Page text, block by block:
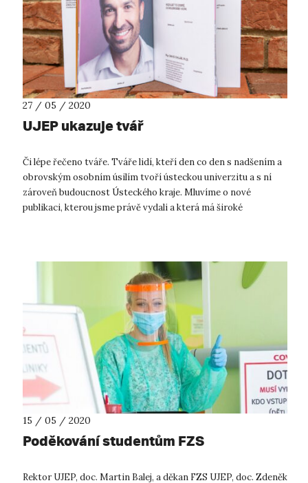
27 / 05 / 2020
UJEP ukazuje tvář
Či lépe řečeno tváře. Tváře lidí, kteří den co den s nadšením a
obrovským osobním úsilím tvoří ústeckou univerzitu a s ní
zároveň budoucnost Ústeckého kraje. Mluvíme o nové
publikaci, kterou jsme právě vydali a která má široké
15 / 05 / 2020
Poděkování studentům FZS
Rektor UJEP, doc. Martin Balej, a děkan FZS UJEP, doc. Zdeněk